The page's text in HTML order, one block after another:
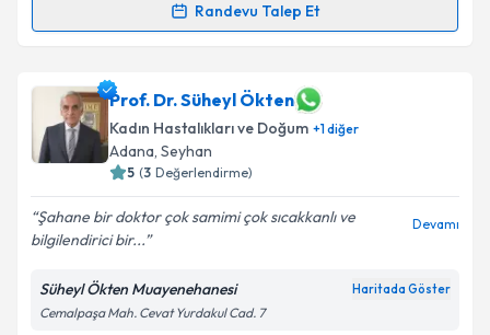
Randevu Talep Et
takvim hazırlandığında e-posta ile bilgilendireceğiz.
E-posta Adresiniz
Kişisel verilerimin işlenmesine ilişkin
kapsamda işlenmesini kabul ediyorum.
Prof. Dr. Süheyl Ökten
Kadın Hastalıkları ve Doğum +1diğer
Adana, Seyhan
5 (3 Değerlendirme)
Şahane bir doktor çok samimi çok sıcakkanlı ve
bilgilendirici bir...
Devamı
Süheyl Ökten Muayenehanesi Haritada Göster
Cemalpaşa Mah. Cevat Yurdakul Cad. 7